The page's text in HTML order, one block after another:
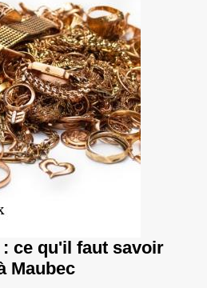
ce qu'il faut savoir
Maubec